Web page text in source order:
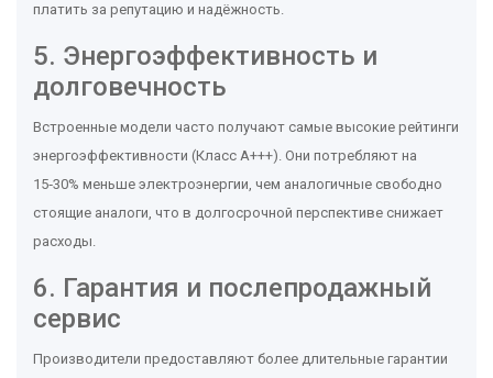
платить за репутацию и надёжность.
5. Энергоэффективность и
долговечность
Встроенные модели часто получают самые высокие рейтинги
энергоэффективности (Класс A+++). Они потребляют на
15‑30% меньше электроэнергии, чем аналогичные свободно
стоящие аналоги, что в долгосрочной перспективе снижает
расходы.
6. Гарантия и послепродажный
сервис
Производители предоставляют более длительные гарантии